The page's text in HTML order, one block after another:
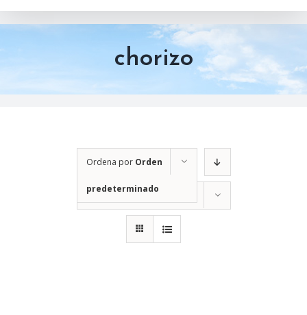
chorizo
Ordena por Orden
predeterminado
Mostrar12 productos